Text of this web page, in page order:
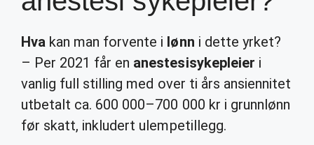
Hva kan man forvente i lønn i dette yrket?
– Per 2021 får en anestesisykepleier i
vanlig full stilling med over ti års ansiennitet
utbetalt ca. 600 000–700 000 kr i grunnlønn
før skatt, inkludert ulempetillegg.